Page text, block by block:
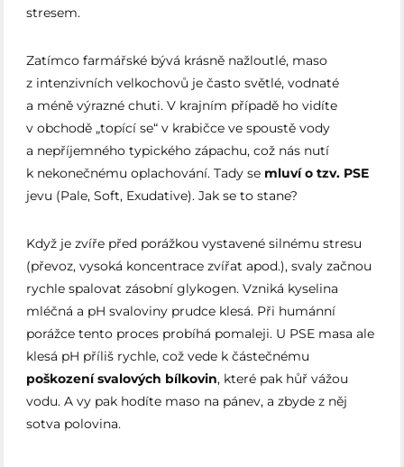
stresem.
Zatímco farmářské bývá krásně nažloutlé, maso
z intenzivních velkochovů je často světlé, vodnaté
a méně výrazné chuti. V krajním případě ho vidíte
v obchodě „topící se“ v krabičce ve spoustě vody
a nepříjemného typického zápachu, což nás nutí
k nekonečnému oplachování. Tady se mluví o tzv. PSE
jevu (Pale, Soft, Exudative). Jak se to stane?
Když je zvíře před porážkou vystavené silnému stresu
(převoz, vysoká koncentrace zvířat apod.), svaly začnou
rychle spalovat zásobní glykogen. Vzniká kyselina
mléčná a pH svaloviny prudce klesá. Při humánní
porážce tento proces probíhá pomaleji. U PSE masa ale
klesá pH příliš rychle, což vede k částečnému
poškození svalových bílkovin, které pak hůř vážou
vodu. A vy pak hodíte maso na pánev, a zbyde z něj
sotva polovina.